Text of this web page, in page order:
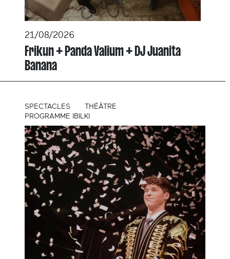
21/08/2026
Frikun + Panda Valium + DJ Juanita
Banana
SPECTACLES
THÉÂTRE
PROGRAMME IBILKI